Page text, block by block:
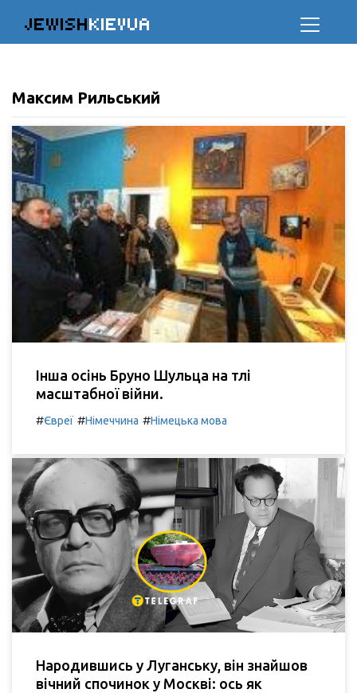
JEWISHKIEVUA
Максим Рильський
Інша осінь Бруно Шульца на тлі
масштабної війни.
#Євреї #Німеччина #Німецька мова
Народившись у Луганську, він знайшов
вічний спочинок у Москві: ось як